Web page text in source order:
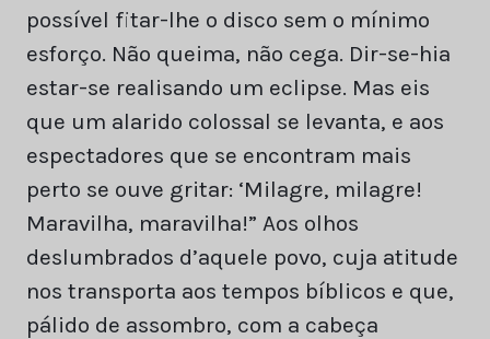
possível fitar-lhe o disco sem o mínimo
esforço. Não queima, não cega. Dir-se-hia
estar-se realisando um eclipse. Mas eis
que um alarido colossal se levanta, e aos
espectadores que se encontram mais
perto se ouve gritar: ‘Milagre, milagre!
Maravilha, maravilha!” Aos olhos
deslumbrados d’aquele povo, cuja atitude
nos transporta aos tempos bíblicos e que,
pálido de assombro, com a cabeça